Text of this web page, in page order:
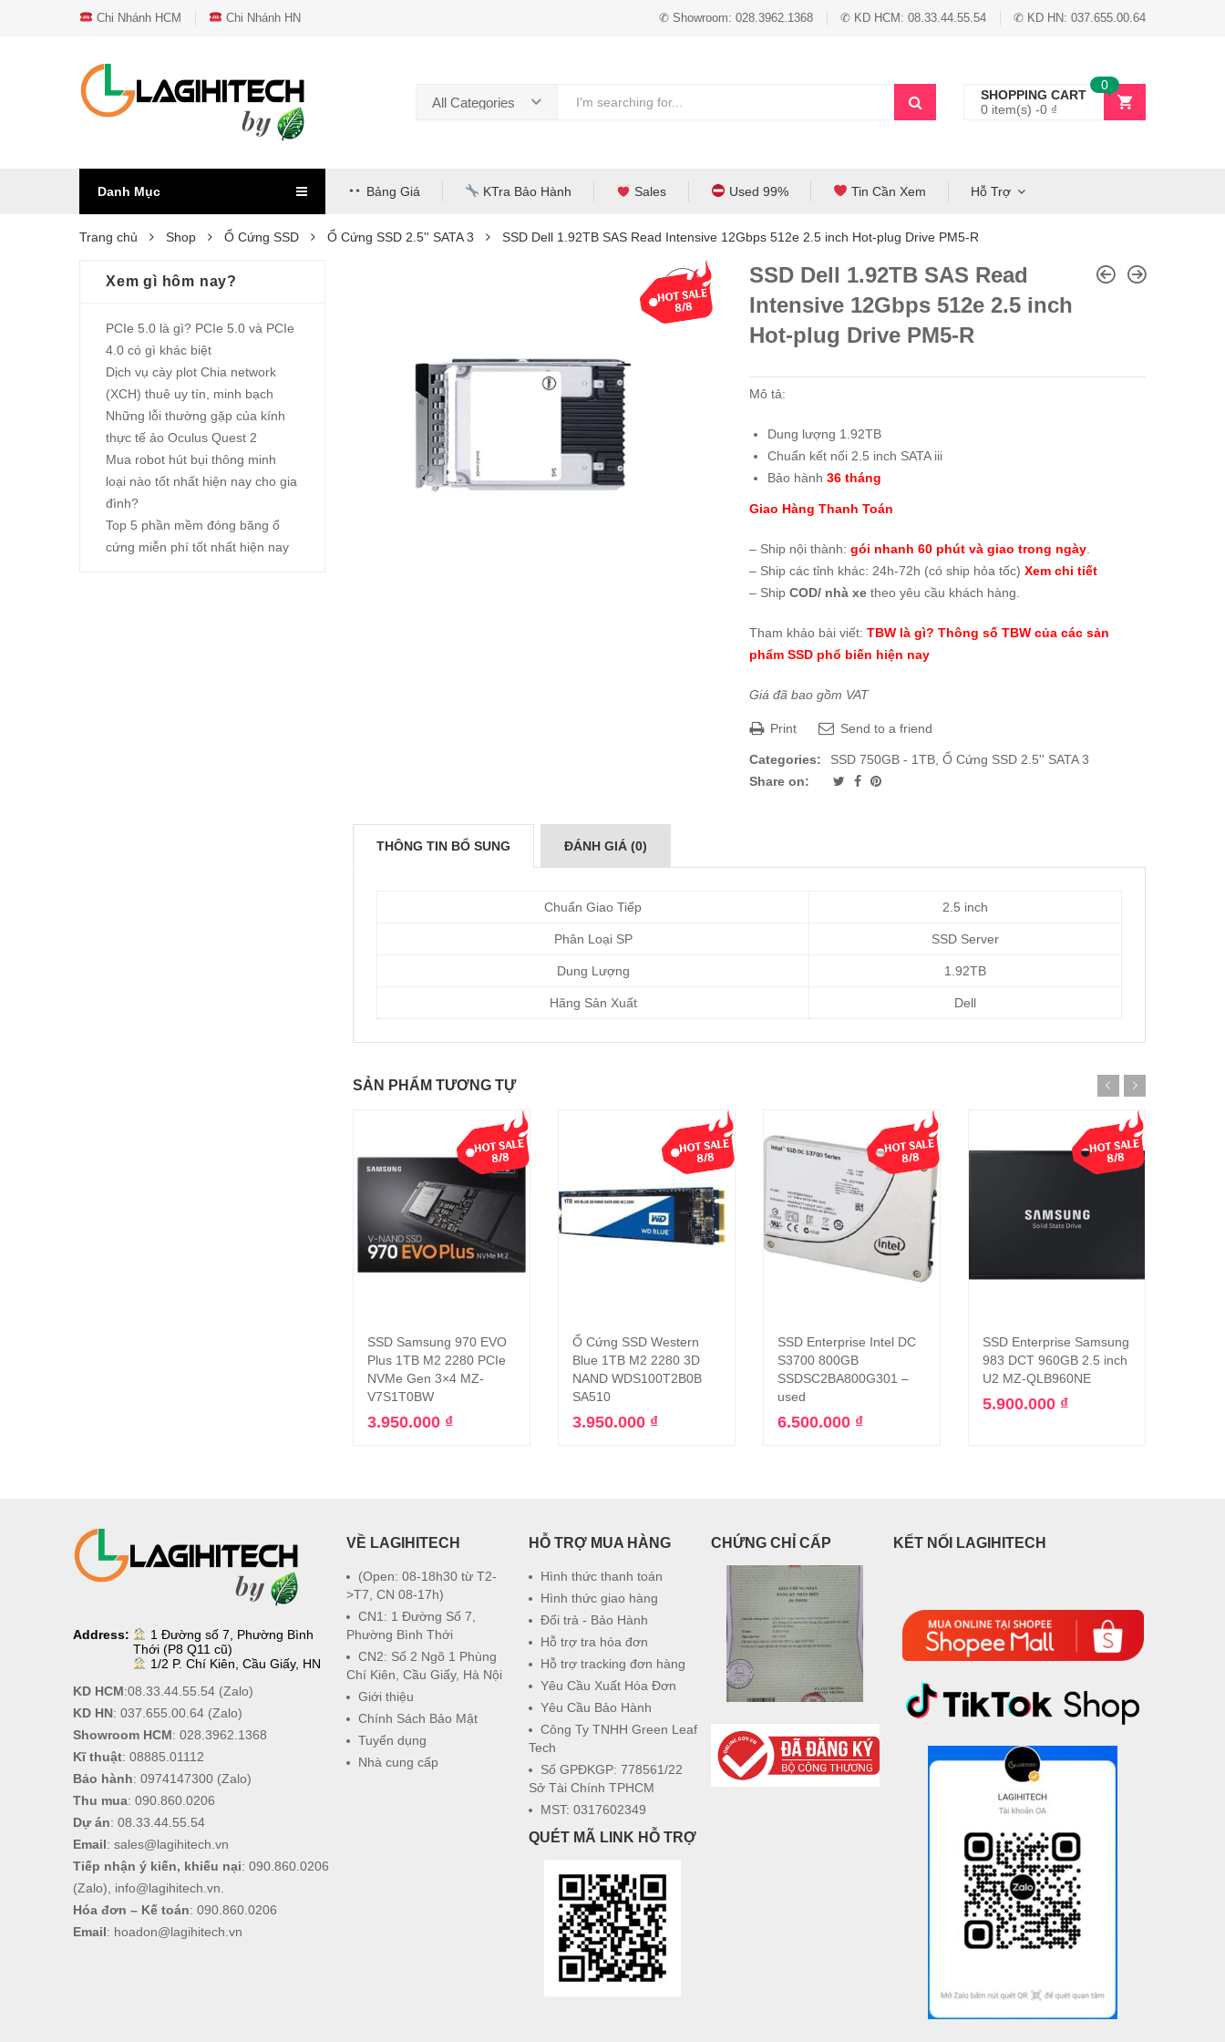
Chi Nhánh HCM Chi Nhánh HN ✆ Showroom: 028.3962.1368 ✆ KD HCM: 08.33.44.55.54 ✆ KD HN: 037.655.00.64
All Categories
SHOPPING CART
0 item(s) -0 ₫
0
Danh Mục Bảng Giá KTra Bảo Hành Sales Used 99% Tin Cần Xem Hỗ Trợ
Trang chủ Shop Ổ Cứng SSD Ổ Cứng SSD 2.5'' SATA 3 SSD Dell 1.92TB SAS Read Intensive 12Gbps 512e 2.5 inch Hot-plug Drive PM5-R
SSD Dell 1.92TB SAS Read
Intensive 12Gbps 512e 2.5 inch
Hot-plug Drive PM5-R
Mô tả:
Dung lượng 1.92TB
Chuẩn kết nối 2.5 inch SATA iii
Bảo hành 36 tháng
Giao Hàng Thanh Toán
– Ship nội thành: gói nhanh 60 phút và giao trong ngày
– Ship các tỉnh khác: 24h-72h (có ship hỏa tốc) Xem chi tiết
– Ship COD/ nhà xe theo yêu cầu khách hàng.
Tham khảo bài viết: TBW là gì? Thông số TBW của các sản
phẩm SSD phổ biến hiện nay
Giá đã bao gồm VAT
Print Send to a friend
Categories: SSD 750GB - 1TB Ổ Cứng SSD 2.5'' SATA 3
Share on:
THÔNG TIN BỔ SUNG ĐÁNH GIÁ (0)
Chuẩn Giao Tiếp 2.5 inch
Phân Loại SP SSD Server
Dung Lượng 1.92TB
Hãng Sản Xuất Dell
SẢN PHẨM TƯƠNG TỰ
Thêm vào giỏ hàng
SSD Samsung 970 EVO
Plus 1TB M2 2280 PCIe
NVMe Gen 3×4 MZ-
V7S1T0BW
3.950.000 ₫
Thêm vào giỏ hàng
Ổ Cứng SSD Western
Blue 1TB M2 2280 3D
NAND WDS100T2B0B
SA510
3.950.000 ₫
Thêm vào giỏ hàng
SSD Enterprise Intel DC
S3700 800GB
SSDSC2BA800G301 –
used
6.500.000 ₫
Thêm vào giỏ hàng
SSD Enterprise Samsung
983 DCT 960GB 2.5 inch
U2 MZ-QLB960NE
5.900.000 ₫
Xem gì hôm nay?
PCIe 5.0 là gì? PCIe 5.0 và PCIe
4.0 có gì khác biệt
Dịch vụ cày plot Chia network
(XCH) thuê uy tín, minh bạch
Những lỗi thường gặp của kính
thực tế ảo Oculus Quest 2
Mua robot hút bụi thông minh
loại nào tốt nhất hiện nay cho gia
đình?
Top 5 phần mềm đóng băng ổ
cứng miễn phí tốt nhất hiện nay
Address:
1 Đường số 7, Phường Bình
Thới (P8 Q11 cũ)
1/2 P. Chí Kiên, Cầu Giấy, HN
KD HCM:08.33.44.55.54(Zalo)
KD HN: 037.655.00.64(Zalo)
Showroom HCM: 028.3962.1368
Kĩ thuật: 08885.01112
Bảo hành: 0974147300(Zalo)
Thu mua: 090.860.0206
Dự án: 08.33.44.55.54
Email: sales@lagihitech.vn
Tiếp nhận ý kiến, khiếu nại: 090.860.0206
(Zalo), info@lagihitech.vn
Hóa đơn – Kế toán: 090.860.0206
Email: hoadon@lagihitech.vn
VỀ LAGIHITECH
(Open: 08-18h30 từ T2-
>T7, CN 08-17h)
CN1: 1 Đường Số 7,
Phường Bình Thới
CN2: Số 2 Ngõ 1 Phùng
Chí Kiên, Cầu Giấy, Hà Nội
Giới thiệu
Chính Sách Bảo Mật
Tuyển dụng
Nhà cung cấp
HỖ TRỢ MUA HÀNG
Hình thức thanh toán
Hình thức giao hàng
Đổi trả - Bảo Hành
Hỗ trợ tra hóa đơn
Hỗ trợ tracking đơn hàng
Yêu Cầu Xuất Hóa Đơn
Yêu Cầu Bảo Hành
Công Ty TNHH Green Leaf
Tech
Số GPĐKGP: 778561/22
Sở Tài Chính TPHCM
MST: 0317602349
QUÉT MÃ LINK HỖ TRỢ
CHỨNG CHỈ CẤP KẾT NỐI LAGIHITECH